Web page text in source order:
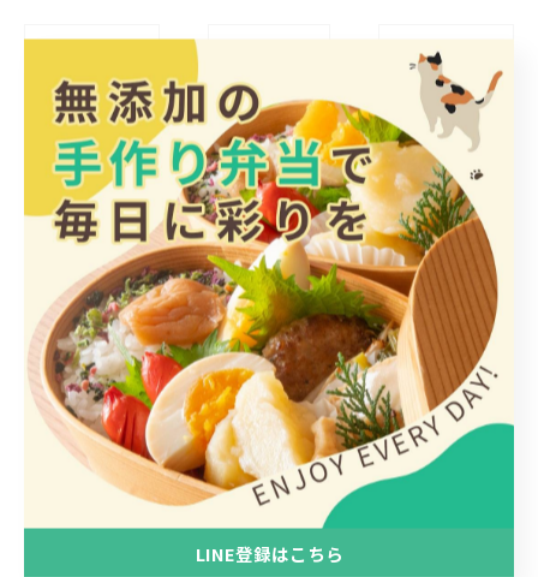
次のページ >
カテゴリー Categories
全てのカテゴリー
日替わり
惣菜
手作り
ヘルシー
1人
LINE登録はこちら